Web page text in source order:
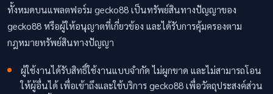
ทั้งหมดบนแพลตฟอร์ม gecko88 เป็นทรัพย์สินทางปัญญาของ
gecko88 หรือผู้ให้อนุญาตที่เกี่ยวข้อง และได้รับการคุ้มครองตาม
กฎหมายทรัพย์สินทางปัญญา
ผู้ใช้งานได้รับสิทธิ์ใช้งานแบบจำกัด ไม่ผูกขาด และไม่สามารถโอน
ให้ผู้อื่นได้ เพื่อเข้าถึงและใช้บริการ gecko88 เพื่อวัตถุประสงค์ส่วน